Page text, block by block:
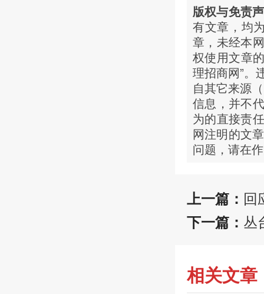
版权与免责
有文章，均
章，未经本
权使用文章
理招商网”。
自其它来源
信息，并不
为的直接责
网注明的文
问题，请在
上一篇： 回
下一篇： 丛
相关文章